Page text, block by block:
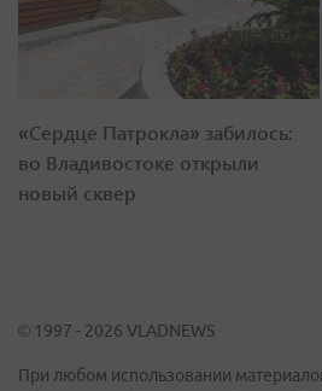
«Сердце Патрокла» забилось:
во Владивостоке открыли
новый сквер
© 1997 - 2026 VLADNEWS
При любом использовании